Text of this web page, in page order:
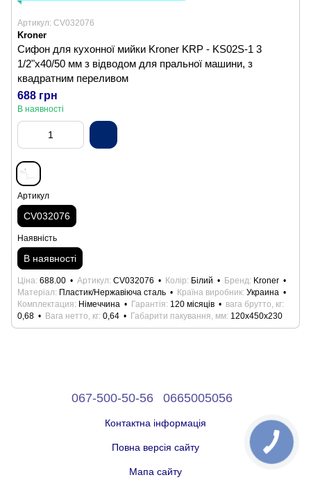
Артикул: CV032076
Kroner
Сифон для кухонної мийки Kroner KRP - KS02S-1 3
1/2"х40/50 мм з відводом для пральної машини, з
квадратним переливом
688 грн
В наявності
Артикул
CV032076
Наявність
В наявності
Ціна 688.00 Артикул CV032076 Колір Білий Бренд Kroner
Матеріал
Пластик/Нержавіюча сталь Країна виробник Украина
Комплектация
Німеччина Гарантія 120 місяців
вага брутто, кг
0,68
Вага нетто, кг 0,64 Габарити пакування, мм 120х450х230
067-500-50-56 0665005056
Контактна інформація
Повна версія сайту
Мапа сайту